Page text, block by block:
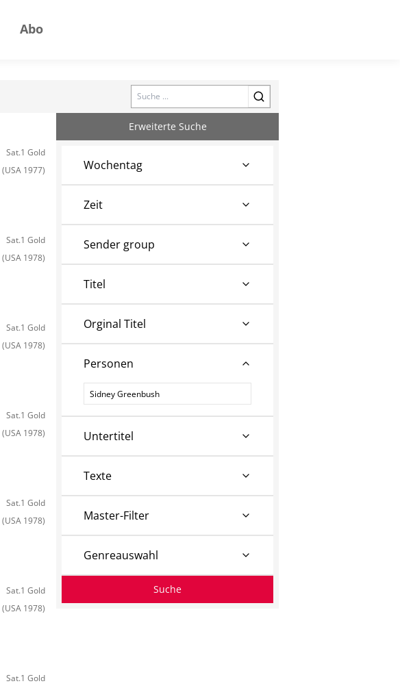
Abo
Search
Sat.1 Gold
(USA 1977)
Sat.1 Gold
(USA 1978)
Sat.1 Gold
(USA 1978)
Sat.1 Gold
(USA 1978)
Sat.1 Gold
(USA 1978)
Sat.1 Gold
(USA 1978)
Sat.1 Gold
Erweiterte Suche
Wochentag
Zeit
Sender group
Titel
Orginal Titel
Personen
Personen
Untertitel
Texte
Master-Filter
Genreauswahl
Suche